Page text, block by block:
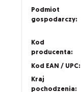
Podmiot
gospodarczy:
Kod
producenta:
Kod EAN / UPC:
Kraj
pochodzenia: